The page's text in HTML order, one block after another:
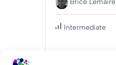
Brice Lemaire
Intermediate